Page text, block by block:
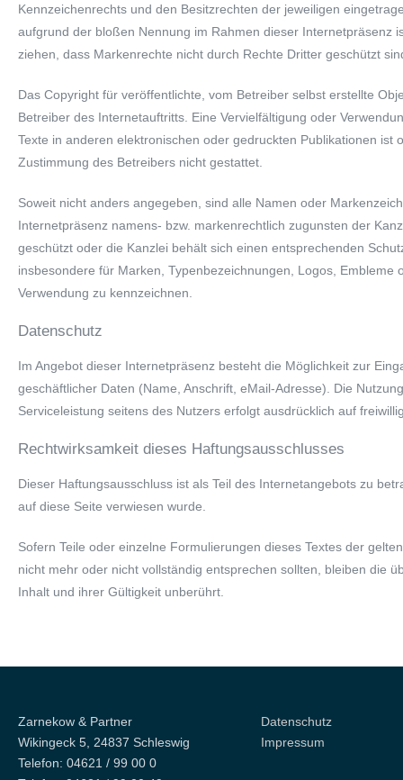
Kennzeichenrechts und den Besitzrechten der jeweiligen
aufgrund der bloßen Nennung im Rahmen dieser Internetpräsenz
ziehen, dass Markenrechte nicht durch Rechte Dritter geschützt
Das Copyright für veröffentlichte, vom Betreiber selbst erstellte
Betreiber des Internetauftritts. Eine Vervielfältigung oder
Texte in anderen elektronischen oder gedruckten Publikationen ist
Zustimmung des Betreibers nicht gestattet.
Soweit nicht anders angegeben, sind alle Namen oder
Internetpräsenz namens- bzw. markenrechtlich zugunsten der
geschützt oder die Kanzlei behält sich einen entsprechenden
insbesondere für Marken, Typenbezeichnungen, Logos, Embleme
Verwendung zu kennzeichnen.
Datenschutz
Im Angebot dieser Internetpräsenz besteht die Möglichkeit zur
geschäftlicher Daten (Name, Anschrift, eMail-Adresse). Die
Serviceleistung seitens des Nutzers erfolgt ausdrücklich auf
Rechtwirksamkeit dieses Haftungsausschlusses
Dieser Haftungsausschluss ist als Teil des Internetangebots zu
auf diese Seite verwiesen wurde.
Sofern Teile oder einzelne Formulierungen dieses Textes der
nicht mehr oder nicht vollständig entsprechen sollten, bleiben die
Inhalt und ihrer Gültigkeit unberührt.
Zarnekow & Partner
Wikingeck 5, 24837 Schleswig
Telefon: 04621 / 99 00 0
Datenschutz
Impressum